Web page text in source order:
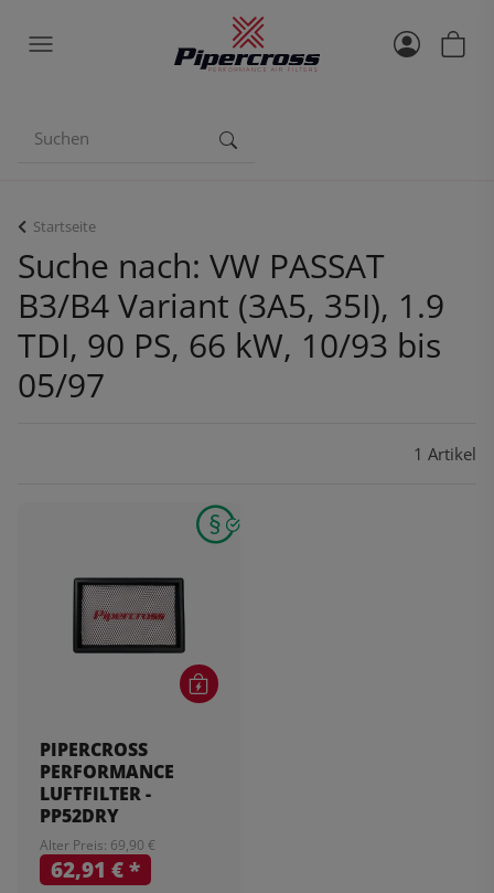
Startseite
Suche nach: VW PASSAT
B3/B4 Variant (3A5, 35I), 1.9
TDI, 90 PS, 66 kW, 10/93 bis
05/97
1 Artikel
PIPERCROSS
PERFORMANCE
LUFTFILTER -
PP52DRY
Alter Preis: 69,90 €
62,91 €*